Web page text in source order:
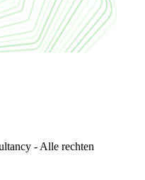
- Alle rechten